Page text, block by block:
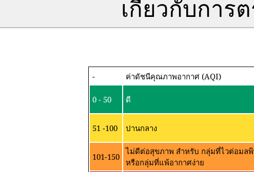
เกี่ยวกับกา
- ค่าดัชนีคุณภาพอากาศ (AQI)
0 - 50 ดี
51 -100 ปานกลาง
101-150
ไม่ดีต่อสุขภาพ สำหรับ กลุ่มที่ไวต่อมล
หรือกลุ่มที่แพ้อากาศง่าย